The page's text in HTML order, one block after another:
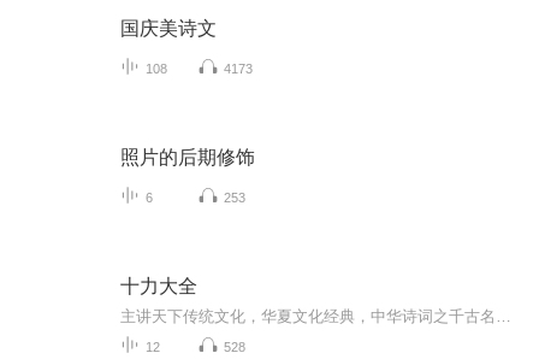
国庆美诗文
108 4173
照片的后期修饰
6 253
十力大全
12 528